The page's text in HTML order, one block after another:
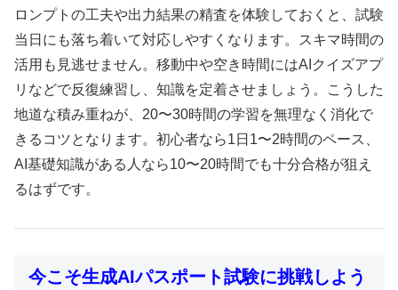
ロンプトの工夫や出力結果の精査を体験しておくと、試験
当日にも落ち着いて対応しやすくなります。スキマ時間の
活用も見逃せません。移動中や空き時間にはAIクイズアプ
リなどで反復練習し、知識を定着させましょう。こうした
地道な積み重ねが、20〜30時間の学習を無理なく消化で
きるコツとなります。初心者なら1日1〜2時間のペース、
AI基礎知識がある人なら10〜20時間でも十分合格が狙え
るはずです。
今こそ生成AIパスポート試験に挑戦しよう